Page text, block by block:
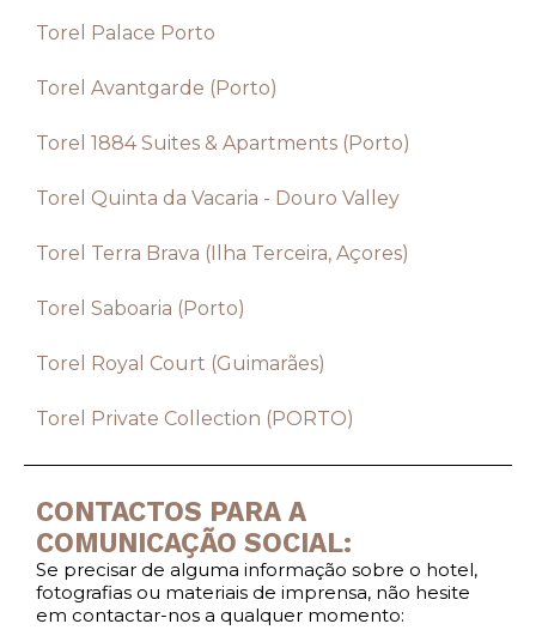
Torel Palace Porto
Torel Avantgarde (Porto)
Torel 1884 Suites & Apartments (Porto)
Torel Quinta da Vacaria - Douro Valley
Torel Terra Brava (Ilha Terceira, Açores)
Torel Saboaria (Porto)
Torel Royal Court (Guimarães)
Torel Private Collection (PORTO)
CONTACTOS PARA A
COMUNICAÇÃO SOCIAL:
Se precisar de alguma informação sobre o hotel,
fotografias ou materiais de imprensa, não hesite
em contactar-nos a qualquer momento: